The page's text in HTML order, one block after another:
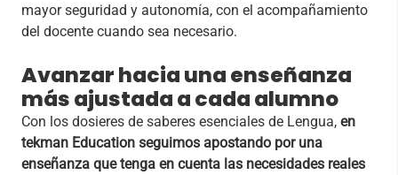
mayor seguridad y autonomía, con el acompañamiento
del docente cuando sea necesario.
Avanzar hacia una enseñanza
más ajustada a cada alumno
Con los dosieres de saberes esenciales de Lengua, en
tekman Education seguimos apostando por una
enseñanza que tenga en cuenta las necesidades reales